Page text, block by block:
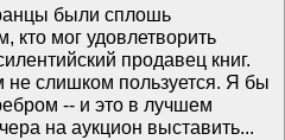
были сплошь
кто мог удовлетворить
продавец книг.
не слишком пользуется. Я бы
-- и это в лучшем
на аукцион выставить...